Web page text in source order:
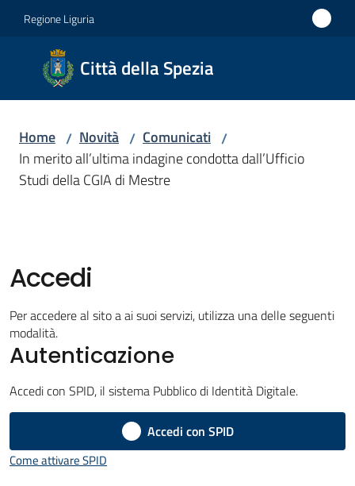
Vai al contenuto
Vai alla navigazione
Vai al footer
Regione Liguria
Città della Spezia
Città
della
Spezia
Medaglia
d'oro al
Merito
al Valor
Novità
Menu selezionato
Servizi
Home / Novità / Comunicati /
In merito all’ultima indagine condotta dall’Ufficio
Studi della CGIA di Mestre
Accedi
Per accedere al sito a ai suoi servizi, utilizza una delle seguenti
modalità.
Autenticazione
Accedi con SPID, il sistema Pubblico di Identità Digitale.
Accedi con SPID
Come attivare SPID